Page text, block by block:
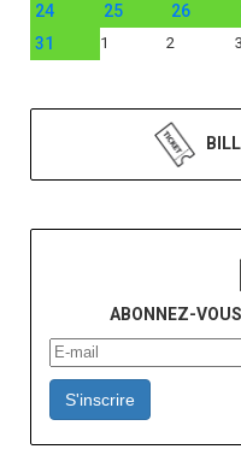
24
25 26
31
1 2 3
ABONNEZ-
S'inscrire